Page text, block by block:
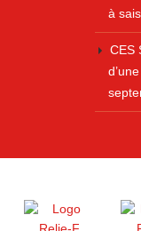
à
CES